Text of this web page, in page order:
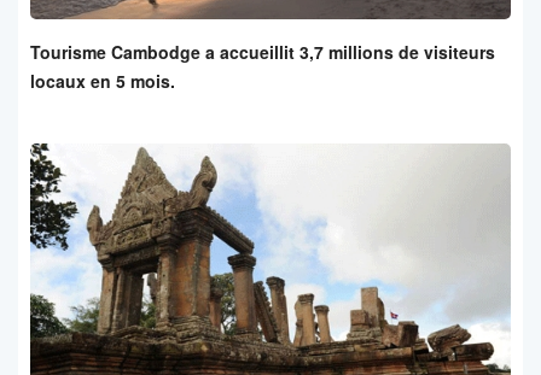
Tourisme Cambodge a accueillit 3,7 millions de visiteurs
locaux en 5 mois.